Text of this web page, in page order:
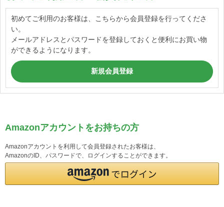
初めてご利用のお客様は、こちらから会員登録を行ってくださ
い。
メールアドレスとパスワードを登録しておくと便利にお買い物
ができるようになります。
Amazonアカウントをお持ちの方
Amazonアカウントを利用して会員登録されたお客様は、
AmazonのID、パスワードで、ログインすることができます。